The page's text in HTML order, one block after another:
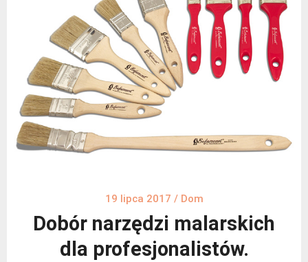
19 lipca 2017 / Dom
Dobór narzędzi malarskich
dla profesjonalistów.